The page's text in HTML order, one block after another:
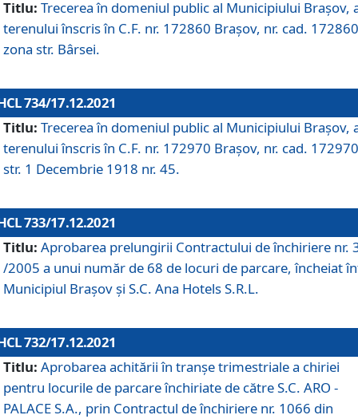
Titlu: Trecerea în domeniul public al Municipiului Braşov,
terenului înscris în C.F. nr. 172860 Brașov, nr. cad.
zona str. Bârsei.
734/17.12.2021
Titlu: Trecerea în domeniul public al Municipiului Braşov,
terenului înscris în C.F. nr. 172970 Brașov, nr. cad.
str. 1 Decembrie 1918 nr. 45.
733/17.12.2021
Titlu: Aprobarea prelungirii Contractului de închiriere nr.
/2005 a unui număr de 68 de locuri de parcare, încheiat
Municipiul Braşov şi S.C. Ana Hotels S.R.L.
732/17.12.2021
Titlu: Aprobarea achitării în tranșe trimestriale a chiriei
pentru locurile de parcare închiriate de către S.C. ARO -
PALACE S.A., prin Contractul de închiriere nr. 1066 din